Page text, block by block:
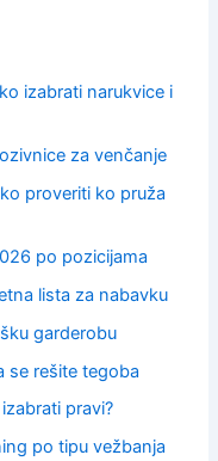
izabrati narukvice i
za venčanje
proveriti ko pruža
po pozicijama
lista za nabavku
garderobu
se rešite tegoba
pravi?
po tipu vežbanja